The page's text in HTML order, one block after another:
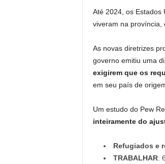
Até 2024, os Estados
viveram na província,
As novas diretrizes
governo emitiu uma
exigirem que os
em seu país de
Um estudo do Pew
inteiramente do
Refugiados e
TRABALHAR: